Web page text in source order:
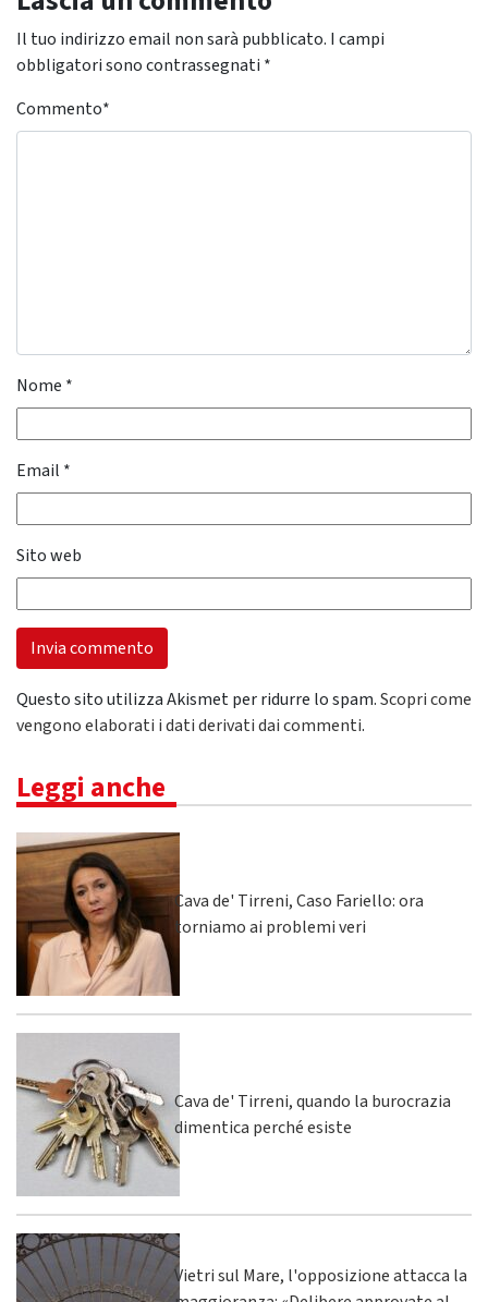
Il tuo indirizzo email non sarà pubblicato. I campi
obbligatori sono contrassegnati *
Commento*
Nome *
Email *
Sito web
Questo sito utilizza Akismet per ridurre lo spam.Scopri come
vengono elaborati i dati derivati dai commenti.
Leggi anche
Cava de' Tirreni, Caso Fariello: ora
torniamo ai problemi veri
Cava de' Tirreni, quando la burocrazia
dimentica perché esiste
Vietri sul Mare, l'opposizione attacca la